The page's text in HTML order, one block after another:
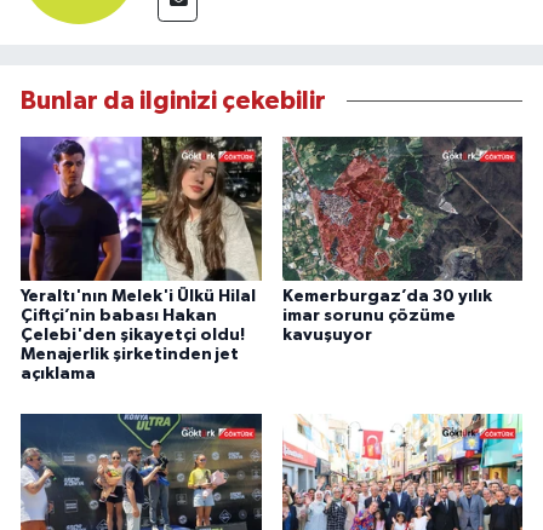
Bunlar da ilginizi çekebilir
Yeraltı'nın Melek'i Ülkü Hilal
Çiftçi’nin babası Hakan
Çelebi'den şikayetçi oldu!
Menajerlik şirketinden jet
açıklama
Kemerburgaz’da 30 yılık
imar sorunu çözüme
kavuşuyor